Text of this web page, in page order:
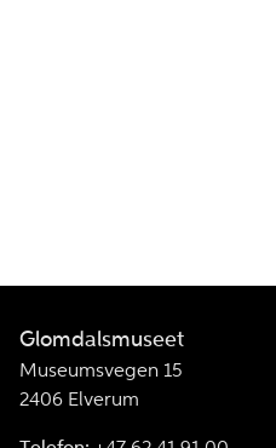
Glomdalsmuseet
Museumsvegen 15
2406 Elverum